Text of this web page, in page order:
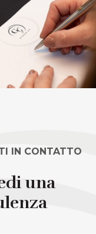
IN CONTATTO
una